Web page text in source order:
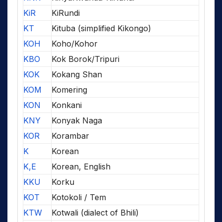
KiR
KiRundi
KT
Kituba (simplified Kikongo)
KOH
Koho/Kohor
KBO
Kok Borok/Tripuri
KOK
Kokang Shan
KOM
Komering
KON
Konkani
KNY
Konyak Naga
KOR
Korambar
K
Korean
K,E
Korean, English
KKU
Korku
KOT
Kotokoli / Tem
KTW
Kotwali (dialect of Bhili)